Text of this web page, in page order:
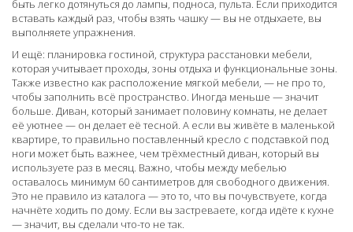
быть легко дотянуться до лампы, подноса, пульта. Если приходится
вставать каждый раз, чтобы взять чашку — вы не отдыхаете, вы
выполняете упражнения.
И ещё: планировка гостиной, структура расстановки мебели,
которая учитывает проходы, зоны отдыха и функциональные зоны.
Также известно как расположение мягкой мебели, — не про то,
чтобы заполнить всё пространство. Иногда меньше — значит
больше. Диван, который занимает половину комнаты, не делает
её уютнее — он делает её тесной. А если вы живёте в маленькой
квартире, то правильно поставленный кресло с подставкой под
ноги может быть важнее, чем трёхместный диван, который вы
используете раз в месяц. Важно, чтобы между мебелью
оставалось минимум 60 сантиметров для свободного движения.
Это не правило из каталога — это то, что вы почувствуете, когда
начнёте ходить по дому. Если вы застреваете, когда идёте к кухне
— значит, вы сделали что-то не так.